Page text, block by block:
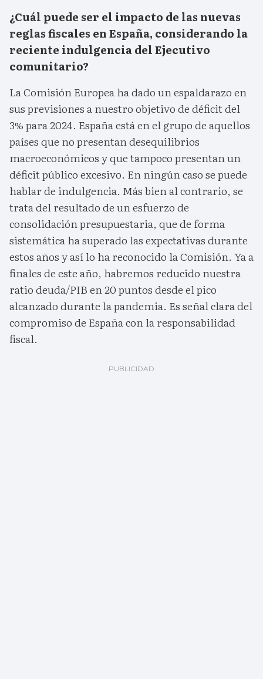
¿Cuál puede ser el impacto de las nuevas
reglas fiscales en España, considerando la
reciente indulgencia del Ejecutivo
comunitario?
La Comisión Europea ha dado un espaldarazo en
sus previsiones a nuestro objetivo de déficit del
3% para 2024. España está en el grupo de aquellos
países que no presentan desequilibrios
macroeconómicos y que tampoco presentan un
déficit público excesivo. En ningún caso se puede
hablar de indulgencia. Más bien al contrario, se
trata del resultado de un esfuerzo de
consolidación presupuestaria, que de forma
sistemática ha superado las expectativas durante
estos años y así lo ha reconocido la Comisión. Ya a
finales de este año, habremos reducido nuestra
ratio deuda/PIB en 20 puntos desde el pico
alcanzado durante la pandemia. Es señal clara del
compromiso de España con la responsabilidad
fiscal.